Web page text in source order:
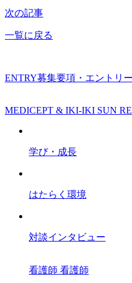
次の記事
一覧に戻る
ENTRY募集要項・エントリー
MEDICEPT & IKI-IKI SUN
学び・成長
はたらく環境
対談インタビュー
看護師 看護師